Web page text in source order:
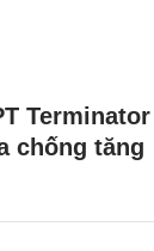
chống tăng